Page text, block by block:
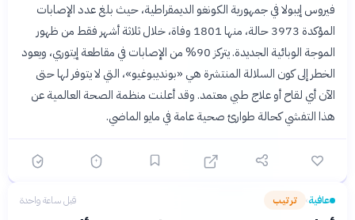
فيروس إيبولا في جمهورية الكونغو الديمقراطية، حيث بلغ عدد الإصابات
المؤكدة 3973 حالة، منها 1801 وفاة، خلال ثلاثة أشهر فقط من ظهور
الموجة الوبائية الجديدة. يتركز 90% من الإصابات في مقاطعة إيتوري، ويعود
الخطر إلى كون السلالة المنتشرة هي «بونديبوغيو»، التي لا يتوفر لها حتى
الآن أي لقاح أو علاج طبي معتمد. وقد أعلنت منظمة الصحة العالمية عن
هذا التفشي كحالة طوارئ صحية عامة في مايو الماضي.
عافية› ترتيب قبل ساعة واحدة